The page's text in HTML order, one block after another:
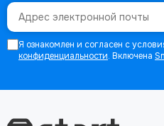
Я ознакомлен и согласен с
конфиденциальности. Включена